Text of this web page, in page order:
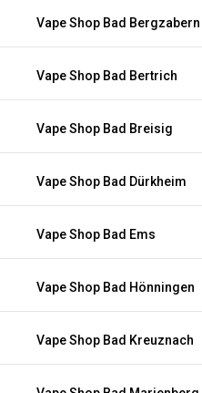
Vape Shop Bad Bergzabern
Vape Shop Bad Bertrich
Vape Shop Bad Breisig
Vape Shop Bad Dürkheim
Vape Shop Bad Ems
Vape Shop Bad Hönningen
Vape Shop Bad Kreuznach